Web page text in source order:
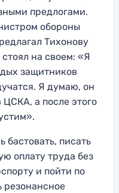
предлогами.
обороны
Тихонову
на своем: «Я
защитников
Я думаю, он
ЦСКА, а после этого
бастовать, писать
оплату труда без
и пойти по
резонансное